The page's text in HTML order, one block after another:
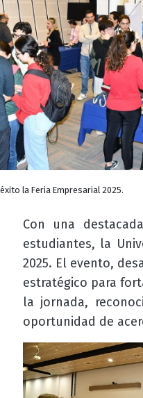
la Feria Empresarial 2025.
Con una
estudiantes, la
2025. El evento,
estratégico para
la jornada,
oportunidad de